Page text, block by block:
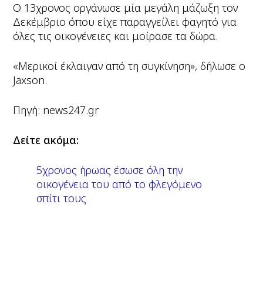
Ο 13χρονος οργάνωσε μία μεγάλη μάζωξη τον
Δεκέμβριο όπου είχε παραγγείλει φαγητό για
όλες τις οικογένειες και μοίρασε τα δώρα.
«Μερικοί έκλαιγαν από τη συγκίνηση», δήλωσε ο
Jaxson.
Πηγή: news247.gr
Δείτε ακόμα:
5χρονος ήρωας έσωσε όλη την
οικογένεια του από το φλεγόμενο
σπίτι τους